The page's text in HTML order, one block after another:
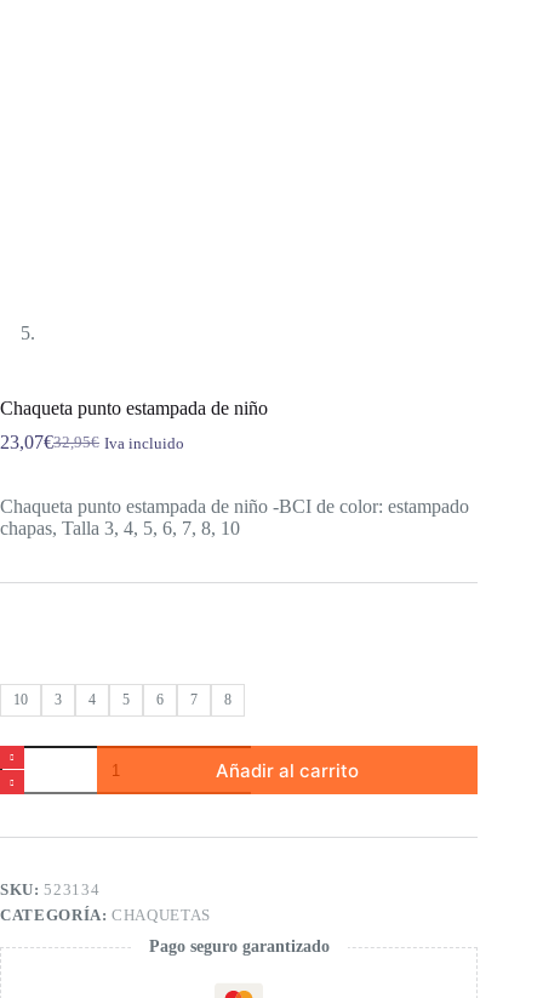
Chaqueta punto estampada de niño
32,95€
El
era:
32,95€.
23,07€El
es:
23,07€.
Iva incluido
Chaqueta punto estampada de niño -BCI de color: estampado
chapas, Talla 3, 4, 5, 6, 7, 8, 10
10 3 4 5 6 7 8
Chaqueta
punto
estampada
niño
Añadir al carrito
SKU:523134
CATEGORÍA:CHAQUETAS
Pago seguro garantizado